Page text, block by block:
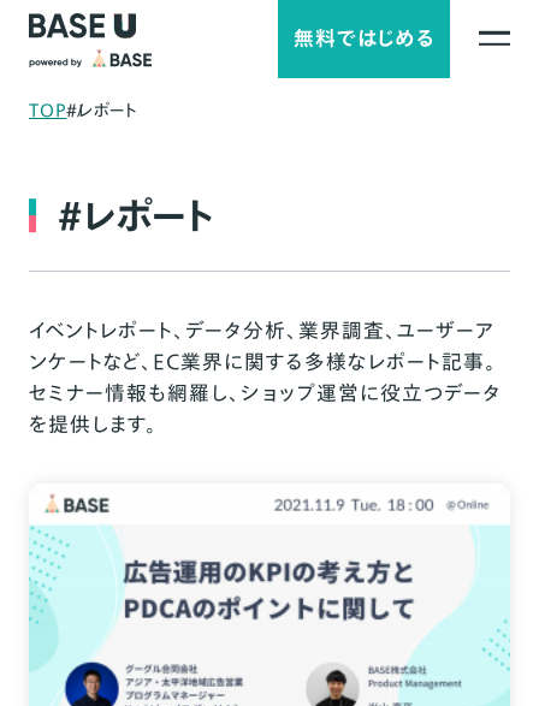
無料ではじめる
TOP#レポート
#レポート
イベントレポート、データ分析、業界調査、ユーザーア
ンケートなど、EC業界に関する多様なレポート記事。
セミナー情報も網羅し、ショップ運営に役立つデータ
を提供します。